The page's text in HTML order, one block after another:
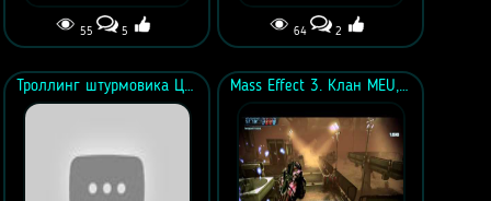
55 5 64 2
Троллинг штурмовика Цербера :D Mass Effect 3. Клан MEU, отряд Авангард(10,11 волна, золото)